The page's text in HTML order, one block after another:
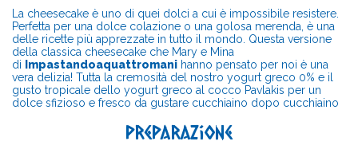
La cheesecake è uno di quei dolci a cui è impossibile resistere.
Perfetta per una dolce colazione o una golosa merenda, è una
delle ricette più apprezzate in tutto il mondo. Questa versione
della classica cheesecake che Mary e Mina
di
Impastandoaquattromani hanno pensato per noi è una
vera delizia! Tutta la cremosità del nostro yogurt greco 0% e il
gusto tropicale dello yogurt greco al cocco Pavlakis per un
dolce sfizioso e fresco da gustare cucchiaino dopo cucchiaino
Preparazione